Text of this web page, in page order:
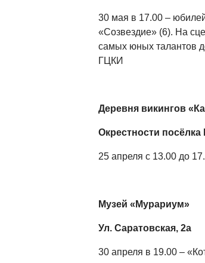
30 мая в 17.00 –
«Созвездие» (6). На
самых юных талантов
ГЦКИ
Деревня викингов
Окрестности
25 апреля с 13.00 до
Музей «Мурариум»
Ул. Саратовская, 2а
30 апреля в 19.00 –